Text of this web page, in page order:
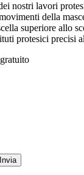
nostri lavori
della
superiore allo
protesici precisi
Invia